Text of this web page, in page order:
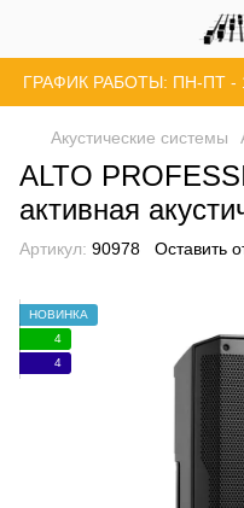
ГРАФИК РАБОТЫ: ПН-ПТ -
Акустические системы
ALTO
активная
Артикул: 90978 Оставить
НОВИНКА
4
4